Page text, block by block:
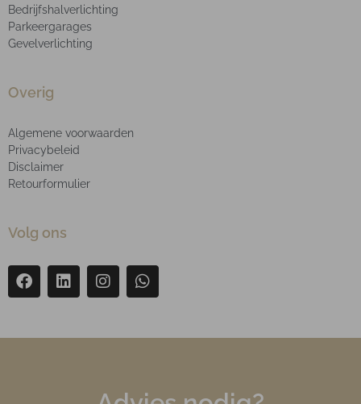
Bedrijfshalverlichting
Parkeergarages
Gevelverlichting
Overig
Algemene voorwaarden
Privacybeleid
Disclaimer
Retourformulier
Volg ons